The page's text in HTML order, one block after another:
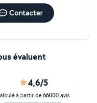
Contacter
évaluent
4,6/5
à partir de 66000 avis